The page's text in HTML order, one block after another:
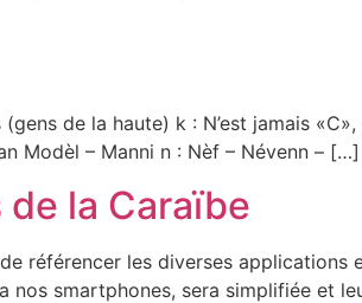
de la haute) k : N’est jamais
Modèl – Manni n : Nèf – Névenn – […]
de la Caraïbe
référencer les diverses
smartphones, sera simplifiée et